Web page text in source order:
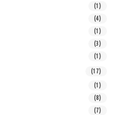
(1)
(4)
(1)
(3)
(1)
(17)
(1)
(8)
(7)